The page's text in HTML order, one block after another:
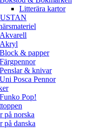
Litterära kartor
Akvarell
Akryl
Block & papper
Färgpennor
Penslar & knivar
Uni Posca Pennor
Funko Pop!
på norska
på danska